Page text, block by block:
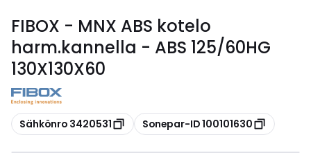
FIBOX - MNX ABS kotelo
harm.kannella - ABS 125/60HG
130X130X60
Kopioi
Sähkönro 3420531 Kopioi
Sonepar-ID 100101630